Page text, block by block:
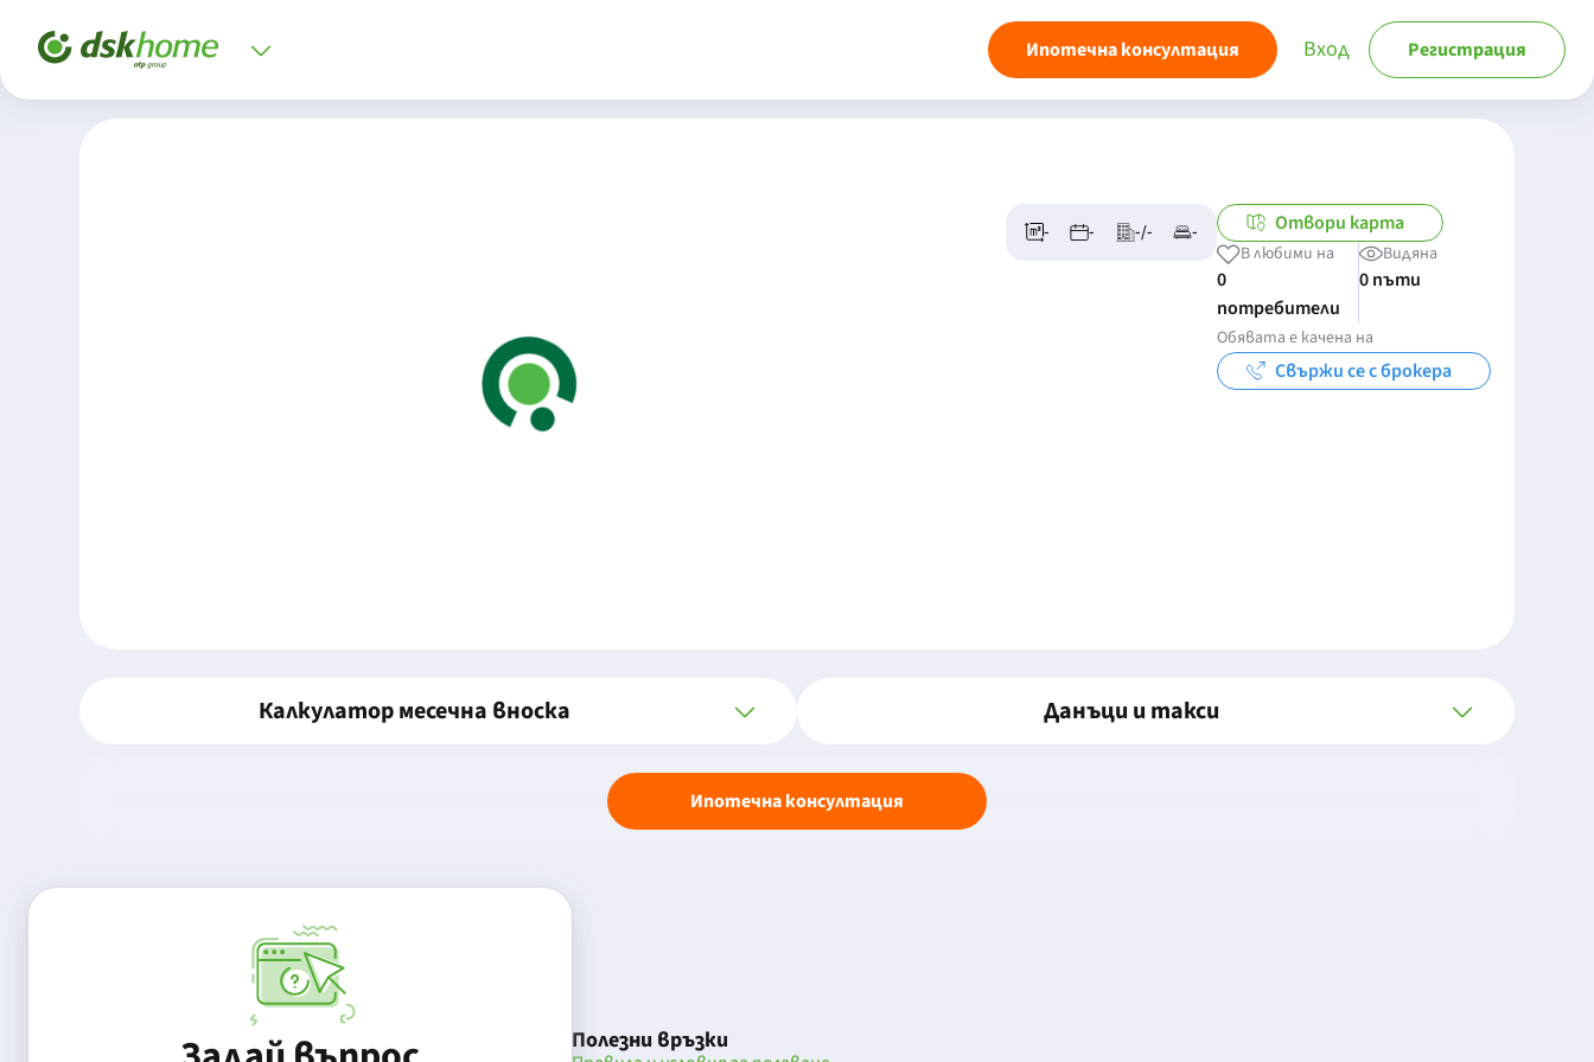
Ипотечна консултация Вход Регистрация
- - -/- - Отвори карта
В любими на
0
потребители
Видяна
0 пъти
Обявата е качена на
Свържи се с брокера
Калкулатор месечна вноска Данъци и такси
Ипотечна консултация
Полезни връзки